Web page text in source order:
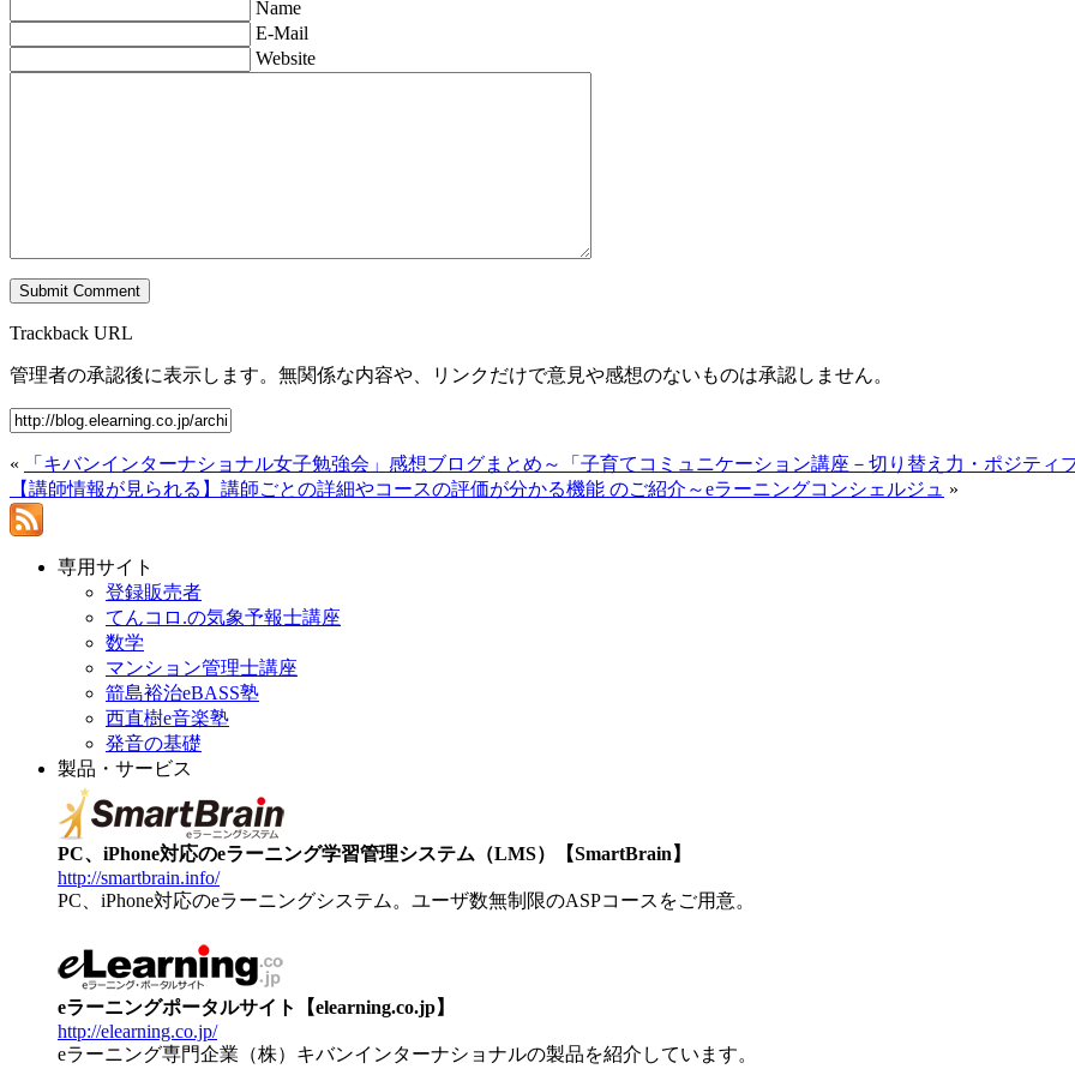
Name
E-Mail
Website
Trackback URL
管理者の承認後に表示します。無関係な内容や、リンクだけで意見や感想のないものは承認しません。
«
「キバンインターナショナル女子勉強会」感想ブログまとめ～「子育てコミュニケーション講座－切り替え力・ポジティ
【講師情報が見られる】講師ごとの詳細やコースの評価が分かる機能 のご紹介～eラーニングコンシェルジュ »
専用サイト
登録販売者
てんコロ.の気象予報士講座
数学
マンション管理士講座
箭島裕治eBASS塾
西直樹e音楽塾
発音の基礎
製品・サービス
PC、iPhone対応のeラーニング学習管理システム（LMS）【SmartBrain】
http://smartbrain.info/
PC、iPhone対応のeラーニングシステム。ユーザ数無制限のASPコースをご用意。
eラーニングポータルサイト【elearning.co.jp】
http://elearning.co.jp/
eラーニング専門企業（株）キバンインターナショナルの製品を紹介しています。